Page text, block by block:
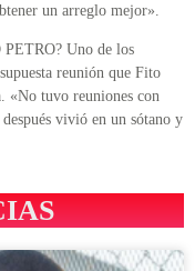
un arreglo mejor».
Uno de los
reunión que Fito
«No tuvo reuniones con
vivió en un sótano y